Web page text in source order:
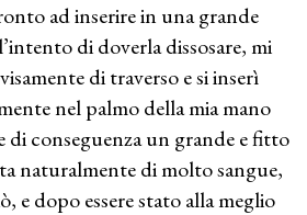
ad inserire in una grande
di doverla dissosare, mi
di traverso e si inserì
nel palmo della mia mano
di conseguenza un grande e fitto
naturalmente di molto sangue,
e dopo essere stato alla meglio